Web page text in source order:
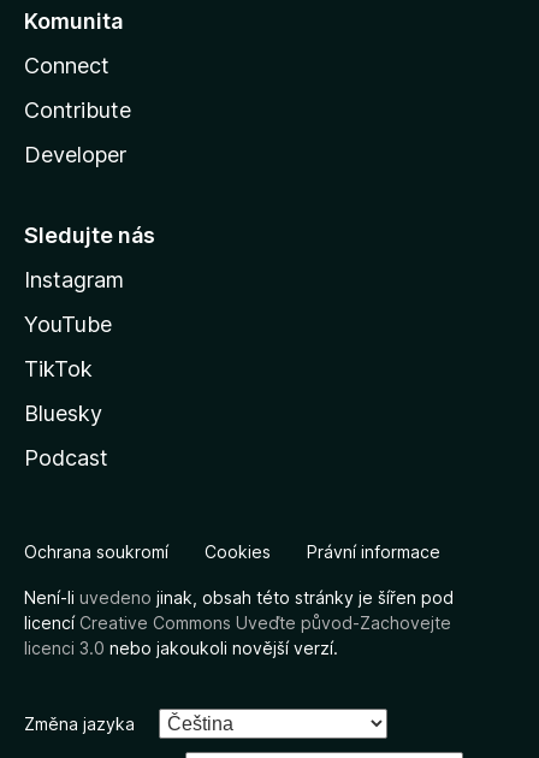
Komunita
Connect
Contribute
Developer
Sledujte nás
Instagram
YouTube
TikTok
Bluesky
Podcast
Ochrana soukromí Cookies Právní informace
Není-li uvedeno jinak, obsah této stránky je šířen pod
licencíCreative Commons Uveďte původ-Zachovejte
licenci 3.0 nebo jakoukoli novější verzí.
Změna jazyka